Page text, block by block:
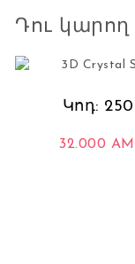
Դու կարող
Կոդ:
32.000